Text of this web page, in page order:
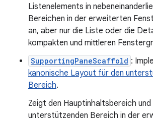
Listenelements in
Bereichen in der erweiterten
an, aber nur die Liste oder die
kompakten und mittleren
SupportingPaneScaffold :
kanonische Layout für den
Bereich.
Zeigt den Hauptinhaltsbereich und
unterstützenden Bereich in der